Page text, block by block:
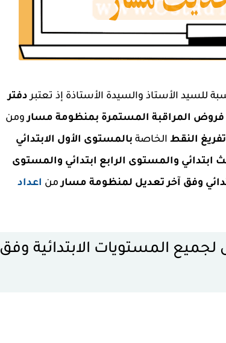
للسيد الأستاذ والسيدة الأستاذة إذ تعتبردفتر
المراقبة المستمرة بمنظومة مسارومن
النقط الخاصة بالمستوى الأول الابتدائي
ابتدائي والمستوى الرابع ابتدائي والمستوى
وفق آخر تعديل لمنظومة مسارمن اعداد
المستويات الابتدائية وفق